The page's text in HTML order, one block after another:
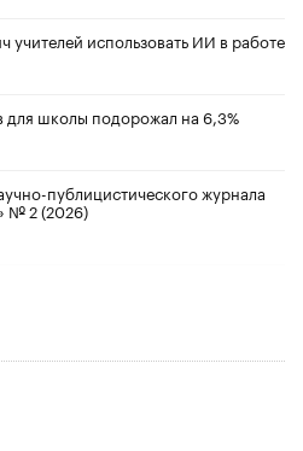
учителей использовать ИИ в работе
школы подорожал на 6,3%
публицистического журнала
№ 2 (2026)